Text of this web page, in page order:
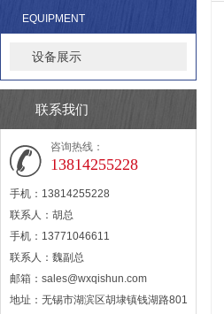
EQUIPMENT
设备展示
联系我们
咨询热线：
13814255228
手机：13814255228
联系人：胡总
手机：13771046611
联系人：魏副总
邮箱： sales@wxqishun.com
地址：无锡市湖滨区胡埭镇钱湖路801